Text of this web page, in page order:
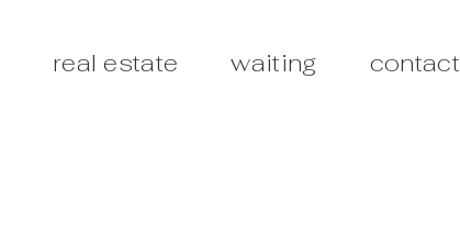
real estate waiting contact